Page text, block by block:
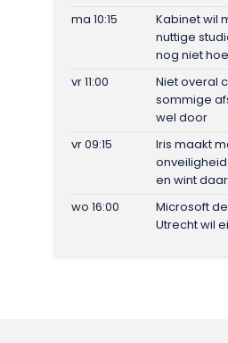
ma 10:15
Kabinet wil
nuttige
nog niet hoe
vr 11:00
Niet overal
sommige
wel door
vr 09:15
Iris maakt
en wint
wo 16:00
Microsoft
Utrecht wil